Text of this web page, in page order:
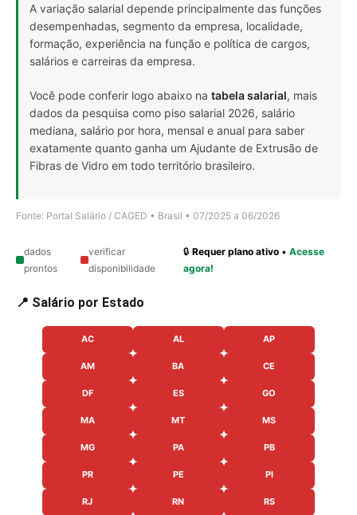
A variação salarial depende principalmente das funções
desempenhadas, segmento da empresa, localidade,
formação, experiência na função e política de cargos,
salários e carreiras da empresa.
Você pode conferir logo abaixo na tabela salarial, mais
dados da pesquisa como piso salarial 2026, salário
mediana, salário por hora, mensal e anual para saber
exatamente quanto ganha um Ajudante de Extrusão de
Fibras de Vidro em todo território brasileiro.
Fonte: Portal Salário / CAGED • Brasil • 07/2025 a 06/2026
dados
prontos
verificar
disponibilidade
🔒Requer plano ativo •Acesse
agora!
📍 Salário por Estado
AC AL AP
AM BA CE
DF ES GO
MA MT MS
MG PA PB
PR PE PI
RJ RN RS